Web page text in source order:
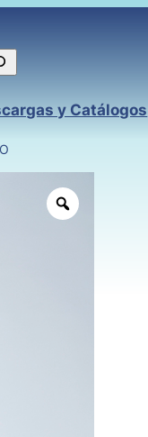
y Catálogos